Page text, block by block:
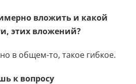
вложить и какой
этих вложений?
в общем-то, такое гибкое.
к вопросу